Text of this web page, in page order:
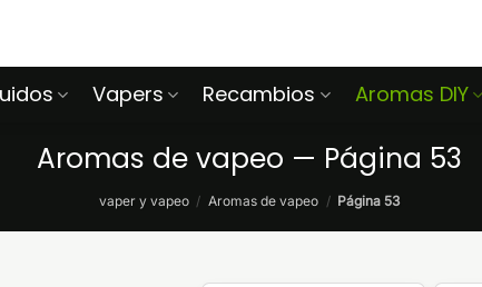
Vapers Recambios Aromas DIY
Aromas de vapeo — Página 53
vaper y vapeo / Aromas de vapeo / Página 53